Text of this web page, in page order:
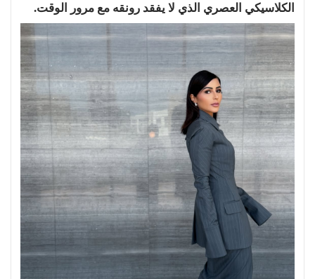
الكلاسيكي العصري الذي لا يفقد رونقه مع مرور الوقت.